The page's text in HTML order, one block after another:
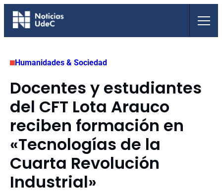
Saltar
Humanidades & Sociedad
Docentes y estudiantes
del CFT Lota Arauco
reciben formación en
«Tecnologías de la
Cuarta Revolución
Industrial»